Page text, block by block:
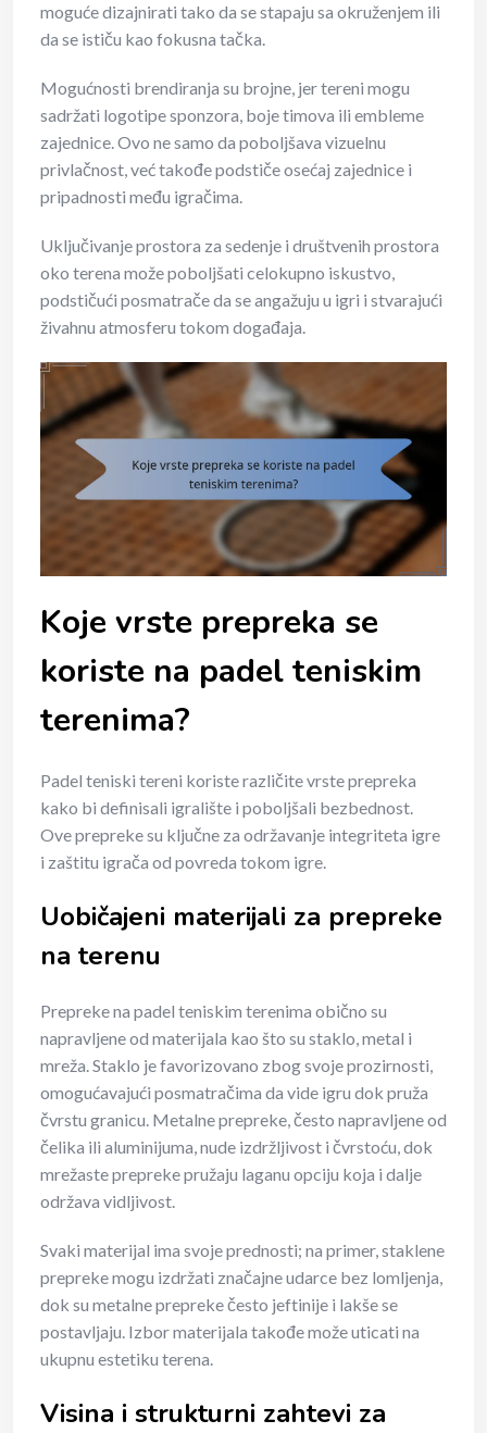
moguće dizajnirati tako da se stapaju sa okruženjem ili
da se ističu kao fokusna tačka.
Mogućnosti brendiranja su brojne, jer tereni mogu
sadržati logotipe sponzora, boje timova ili embleme
zajednice. Ovo ne samo da poboljšava vizuelnu
privlačnost, već takođe podstiče osećaj zajednice i
pripadnosti među igračima.
Uključivanje prostora za sedenje i društvenih prostora
oko terena može poboljšati celokupno iskustvo,
podstičući posmatrače da se angažuju u igri i stvarajući
živahnu atmosferu tokom događaja.
Koje vrste prepreka se
koriste na padel teniskim
terenima?
Padel teniski tereni koriste različite vrste prepreka
kako bi definisali igralište i poboljšali bezbednost.
Ove prepreke su ključne za održavanje integriteta igre
i zaštitu igrača od povreda tokom igre.
Uobičajeni materijali za prepreke
na terenu
Prepreke na padel teniskim terenima obično su
napravljene od materijala kao što su staklo, metal i
mreža. Staklo je favorizovano zbog svoje prozirnosti,
omogućavajući posmatračima da vide igru dok pruža
čvrstu granicu. Metalne prepreke, često napravljene od
čelika ili aluminijuma, nude izdržljivost i čvrstoću, dok
mrežaste prepreke pružaju laganu opciju koja i dalje
održava vidljivost.
Svaki materijal ima svoje prednosti; na primer, staklene
prepreke mogu izdržati značajne udarce bez lomljenja,
dok su metalne prepreke često jeftinije i lakše se
postavljaju. Izbor materijala takođe može uticati na
ukupnu estetiku terena.
Visina i strukturni zahtevi za